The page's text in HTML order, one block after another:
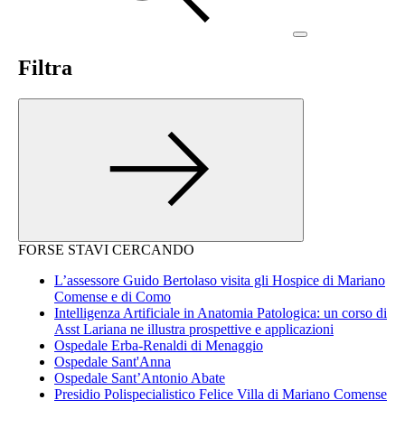
Filtra
FORSE STAVI CERCANDO
L’assessore Guido Bertolaso visita gli Hospice di Mariano
Comense e di Como
Intelligenza Artificiale in Anatomia Patologica: un corso di
Asst Lariana ne illustra prospettive e applicazioni
Ospedale Erba-Renaldi di Menaggio
Ospedale Sant'Anna
Ospedale Sant’Antonio Abate
Presidio Polispecialistico Felice Villa di Mariano Comense